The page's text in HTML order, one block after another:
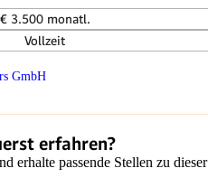
€ 3.500 monatl.
Vollzeit
GmbH
erfahren?
erhalte passende Stellen zu dieser